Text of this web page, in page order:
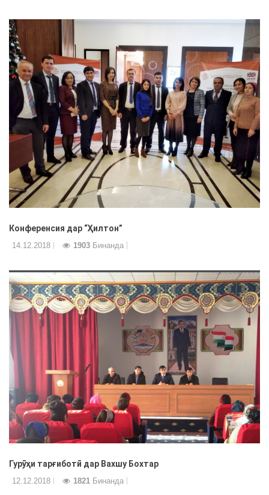
Конференсия дар “Ҳилтон”
14.12.2018 1903 Бинанда
Гурӯҳи тарғиботӣ дар Вахшу Бохтар
12.12.2018 1821 Бинанда